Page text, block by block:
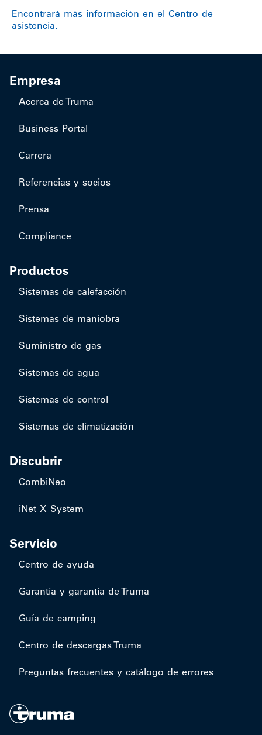
Encontrará más información en el Centro de
asistencia.
Empresa
Acerca de Truma
Business Portal
Carrera
Referencias y socios
Prensa
Compliance
Productos
​Sistemas de calefacción
Sistemas de maniobra
Suministro de gas
Sistemas de agua
Sistemas de control
Sistemas de climatización
Discubrir
CombiNeo
iNet X System
Servicio
Centro de ayuda
Garantía y garantía de Truma
Guía de camping
Centro de descargas Truma
Preguntas frecuentes y catálogo de errores